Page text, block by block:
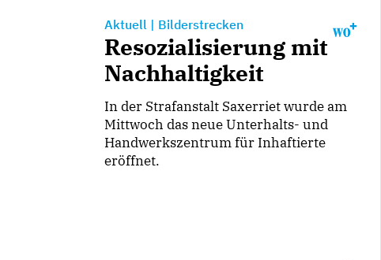
Aktuell | Bilderstrecken
Resozialisierung mit
Nachhaltigkeit
In der Strafanstalt Saxerriet wurde am
Mittwoch das neue Unterhalts- und
Handwerkszentrum für Inhaftierte
eröffnet.